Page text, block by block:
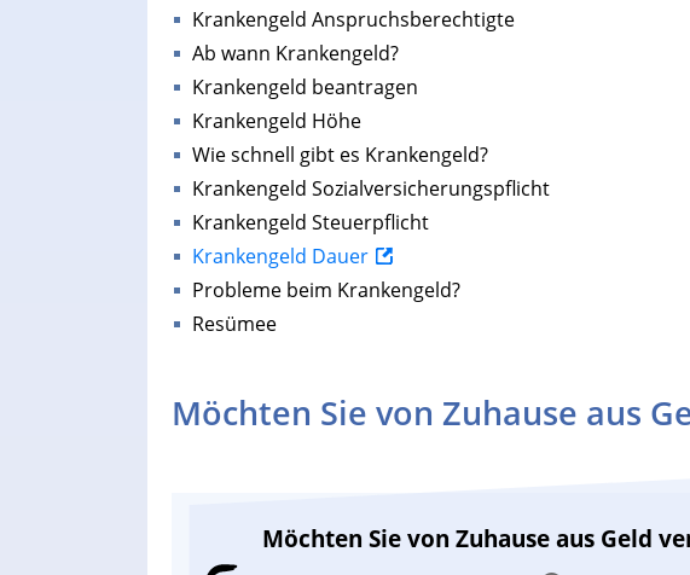
Krankengeld Anspruchsberechtigte
Ab wann Krankengeld?
Krankengeld beantragen
Krankengeld Höhe
Wie schnell gibt es Krankengeld?
Krankengeld Sozialversicherungspflicht
Krankengeld Steuerpflicht
Krankengeld Dauer
Probleme beim Krankengeld?
Resümee
Möchten Sie von Zuhause aus
Möchten Sie von Zuhause aus Geld